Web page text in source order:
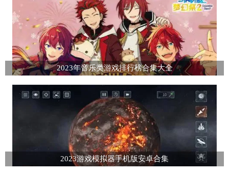
2023年音乐类游戏排行榜合集大全
2023游戏模拟器手机版安卓合集